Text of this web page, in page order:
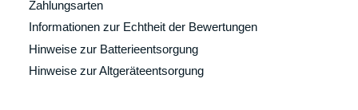
Zahlungsarten
Informationen zur Echtheit der Bewertungen
Hinweise zur Batterieentsorgung
Hinweise zur Altgeräteentsorgung